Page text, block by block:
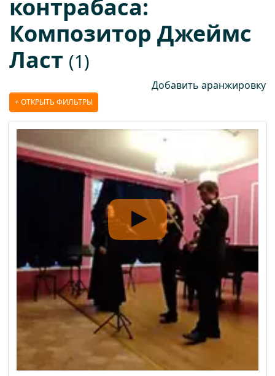
контрабаса:
Композитор Джеймс
Ласт (1)
Добавить аранжировку
ОТКРЫТЬ ФИЛЬТРЫ